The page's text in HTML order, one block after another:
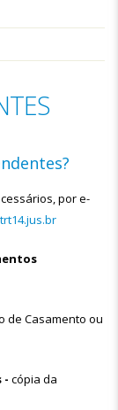
por e-
de Casamento ou
- cópia da